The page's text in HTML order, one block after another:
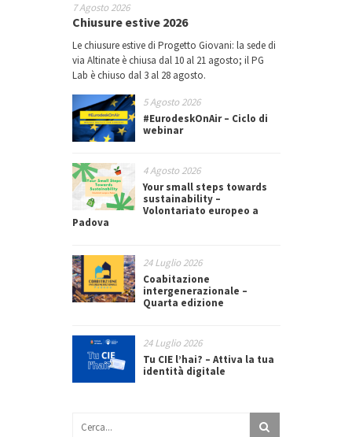
7 Agosto 2026
Chiusure estive 2026
Le chiusure estive di Progetto Giovani: la sede di
via Altinate è chiusa dal 10 al 21 agosto; il PG
Lab è chiuso dal 3 al 28 agosto.
5 Agosto 2026
#EurodeskOnAir – Ciclo di
webinar
4 Agosto 2026
Your small steps towards
sustainability –
Volontariato europeo a
Padova
24 Luglio 2026
Coabitazione
intergenerazionale –
Quarta edizione
24 Luglio 2026
Tu CIE l’hai? – Attiva la tua
identità digitale